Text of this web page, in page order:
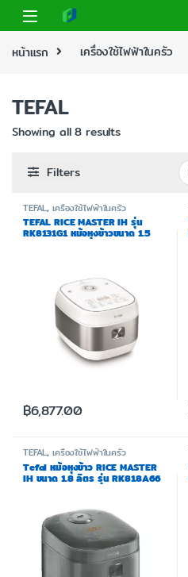
หน้าแรก เครื่องใช้ไฟฟ้าในครัว
TEFAL
Showing all 8 results
Filters
TEFAL,เครื่องใช้ไฟฟ้าในครัว
TEFAL RICE MASTER IH รุ่น
RK8131G1 หม้อหุงข้าวขนาด 1.5
฿6,877.00
TEFAL,เครื่องใช้ไฟฟ้าในครัว
Tefal หม้อหุงข้าว RICE MASTER
IH ขนาด 1.8 ลิตร รุ่น RK818A66